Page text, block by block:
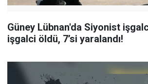
Güney Lübnan'da Siyonist
işgalci öldü, 7’si yaralandı!